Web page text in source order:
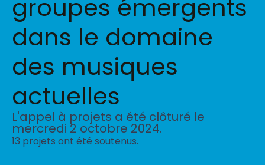
groupes émergents
dans le domaine
des musiques
actuelles
L'appel à projets a été clôturé le
mercredi 2 octobre 2024.
13 projets ont été soutenus.